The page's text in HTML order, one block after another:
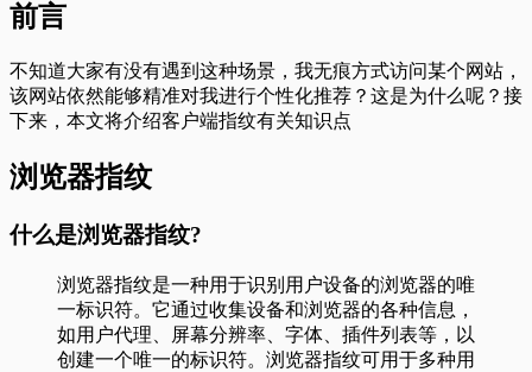
前言
不知道大家有没有遇到这种场景，我无痕方式访问某个网站，
该网站依然能够精准对我进行个性化推荐？这是为什么呢？接
下来，本文将介绍客户端指纹有关知识点
浏览器指纹
什么是浏览器指纹?
浏览器指纹是一种用于识别用户设备的浏览器的唯
一标识符。它通过收集设备和浏览器的各种信息，
如用户代理、屏幕分辨率、字体、插件列表等，以
创建一个唯一的标识符。浏览器指纹可用于多种用